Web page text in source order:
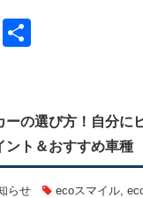
Email
ーの選び方！自分に
ント＆おすすめ車種
らせ ecoスマイル,